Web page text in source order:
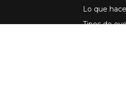
Lo que
Tipos de